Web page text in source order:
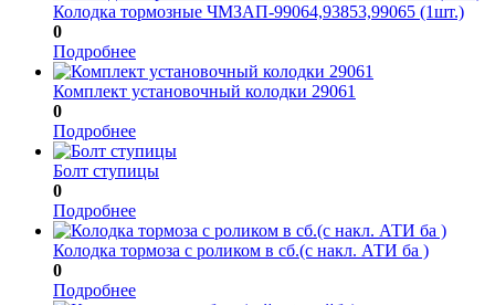
Колодка тормозные ЧМЗАП-99064,93853,99065 (1шт.)
0
Подробнее
Комплект установочный колодки 29061
0
Подробнее
Болт ступицы
0
Подробнее
Колодка тормоза с роликом в сб.(с накл. АТИ ба )
0
Подробнее